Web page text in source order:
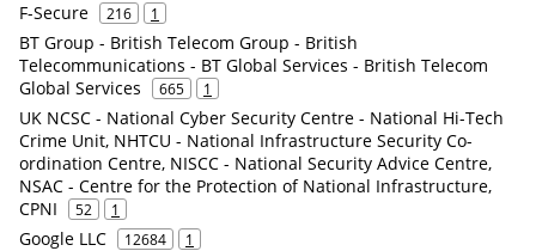
F-Secure 216 1
BT Group - British Telecom Group - British
Telecommunications - BT Global Services - British Telecom
Global Services
665 1
UK NCSC - National Cyber Security Centre - National Hi-Tech
Crime Unit, NHTCU - National Infrastructure Security Co-
ordination Centre, NISCC - National Security Advice Centre,
NSAC - Centre for the Protection of National Infrastructure,
CPNI
52 1
Google LLC 12684 1